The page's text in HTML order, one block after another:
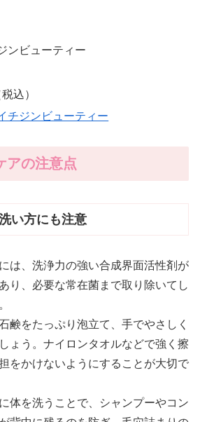
ンビューティー
込）
チジンビューティー
アの注意点
い方にも注意
は、洗浄力の強い合成界面活性剤が
り、必要な常在菌まで取り除いてし
鹸をたっぷり泡立て、手でやさしく
ょう。ナイロンタオルなどで強く擦
をかけないようにすることが大切で
体を洗うことで、シャンプーやコン